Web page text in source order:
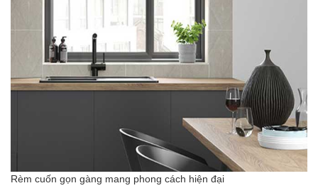
Rèm cuốn gọn gàng mang phong cách hiện đại